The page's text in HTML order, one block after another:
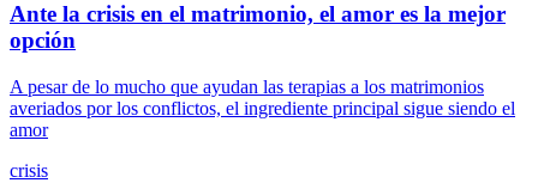
Ante la crisis en el matrimonio, el amor es la mejor
opción
A pesar de lo mucho que ayudan las terapias a los matrimonios
averiados por los conflictos, el ingrediente principal sigue siendo el
amor
crisis